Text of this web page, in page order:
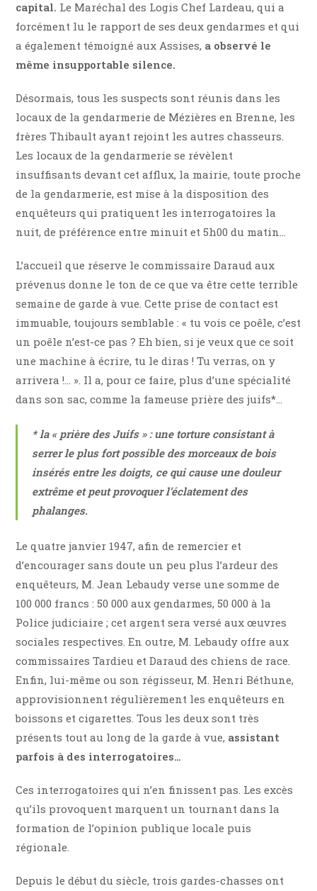
capital. Le Maréchal des Logis Chef Lardeau, qui a
forcément lu le rapport de ses deux gendarmes et qui
a également témoigné aux Assises, a observé le
même insupportable silence.
Désormais, tous les suspects sont réunis dans les
locaux de la gendarmerie de Mézières en Brenne, les
frères Thibault ayant rejoint les autres chasseurs.
Les locaux de la gendarmerie se révèlent
insuffisants devant cet afflux, la mairie, toute proche
de la gendarmerie, est mise à la disposition des
enquêteurs qui pratiquent les interrogatoires la
nuit, de préférence entre minuit et 5h00 du matin…
L’accueil que réserve le commissaire Daraud aux
prévenus donne le ton de ce que va être cette terrible
semaine de garde à vue. Cette prise de contact est
immuable, toujours semblable : « tu vois ce poêle, c’est
un poêle n’est-ce pas ? Eh bien, si je veux que ce soit
une machine à écrire, tu le diras ! Tu verras, on y
arrivera !… ». Il a, pour ce faire, plus d’une spécialité
dans son sac, comme la fameuse prière des juifs*…
* la « prière des Juifs » : une torture consistant à
serrer le plus fort possible des morceaux de bois
insérés entre les doigts, ce qui cause une douleur
extrême et peut provoquer l’éclatement des
phalanges.
Le quatre janvier 1947, afin de remercier et
d’encourager sans doute un peu plus l’ardeur des
enquêteurs, M. Jean Lebaudy verse une somme de
100 000 francs : 50 000 aux gendarmes, 50 000 à la
Police judiciaire ; cet argent sera versé aux œuvres
sociales respectives. En outre, M. Lebaudy offre aux
commissaires Tardieu et Daraud des chiens de race.
Enfin, lui-même ou son régisseur, M. Henri Béthune,
approvisionnent régulièrement les enquêteurs en
boissons et cigarettes. Tous les deux sont très
présents tout au long de la garde à vue, assistant
parfois à des interrogatoires…
Ces interrogatoires qui n’en finissent pas. Les excès
qu’ils provoquent marquent un tournant dans la
formation de l’opinion publique locale puis
régionale.
Depuis le début du siècle, trois gardes-chasses ont